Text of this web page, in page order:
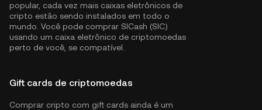
popular, cada vez mais caixas eletrônicos de
cripto estão sendo instalados em todo o
mundo. Você pode comprar SICash (SIC)
usando um caixa eletrônico de criptomoedas
perto de você, se compatível.
Gift cards de criptomoedas
Comprar cripto com gift cards ainda é um